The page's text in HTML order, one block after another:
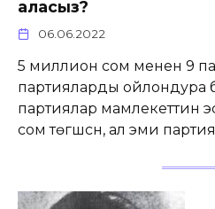
аласыз?
06.06.2022
5 миллион сом менен 9
партияларды ойлондура
партиялар мамлекеттин
сом төгүшсүн, ал эми